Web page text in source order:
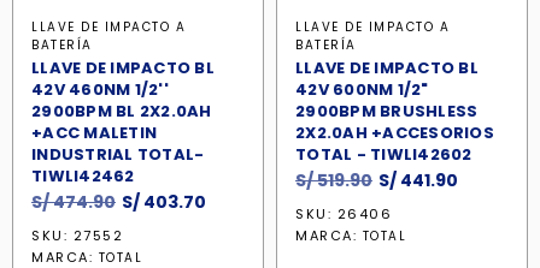
LLAVE DE IMPACTO A
BATERÍA
LLAVE DE IMPACTO BL
42V 460NM 1/2''
2900BPM BL 2X2.0AH
+ACC MALETIN
INDUSTRIAL TOTAL-
TIWLI42462
S/474.90 El
original
S/ 403.70
SKU: 27552
MARCA: TOTAL
LLAVE DE IMPACTO A
BATERÍA
LLAVE DE IMPACTO BL
42V 600NM 1/2"
2900BPM BRUSHLESS
2X2.0AH +ACCESORIOS
TOTAL - TIWLI42602
S/519.90 El
precio
original
S/ 441.90
SKU: 26406
MARCA: TOTAL